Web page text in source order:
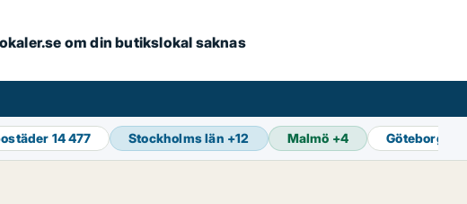
om din butikslokal saknas
14 477 Stockholms län +12 Malmö +4 Göteborg